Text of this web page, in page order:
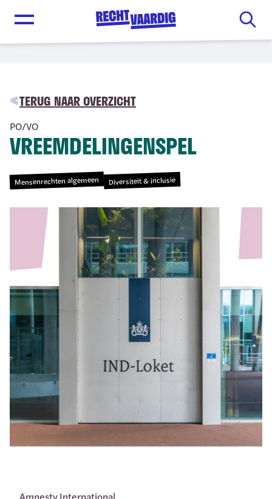
Open menu
TERUG NAAR OVERZICHT
PO/VO
VREEMDELINGENSPEL
Mensenrechten algemeen Diversiteit & inclusie